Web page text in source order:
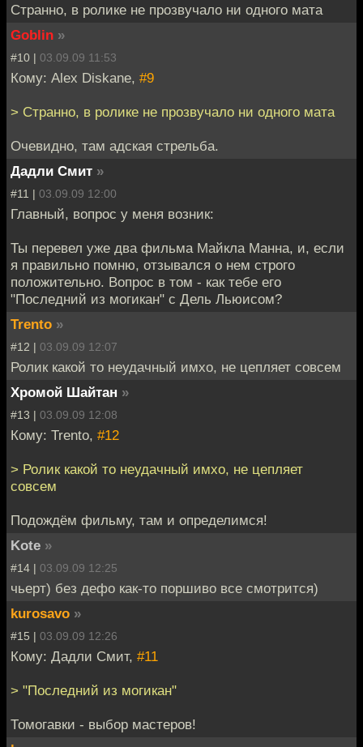
Странно, в ролике не прозвучало ни одного мата
Goblin »
#10 | 03.09.09 11:53
Кому: Alex Diskane, #9
> Странно, в ролике не прозвучало ни одного мата
Очевидно, там адская стрельба.
Дадли Смит »
#11 | 03.09.09 12:00
Главный, вопрос у меня возник:
Ты перевел уже два фильма Майкла Манна, и, если
я правильно помню, отзывался о нем строго
положительно. Вопрос в том - как тебе его
"Последний из могикан" с Дель Льюисом?
Trento »
#12 | 03.09.09 12:07
Ролик какой то неудачный имхо, не цепляет совсем
Хромой Шайтан »
#13 | 03.09.09 12:08
Кому: Trento, #12
> Ролик какой то неудачный имхо, не цепляет
совсем
Подождём фильму, там и определимся!
Kote »
#14 | 03.09.09 12:25
чьерт) без дефо как-то поршиво все смотрится)
kurosavo »
#15 | 03.09.09 12:26
Кому: Дадли Смит, #11
> "Последний из могикан"
Томогавки - выбор мастеров!